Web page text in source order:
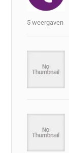
5 weergaven